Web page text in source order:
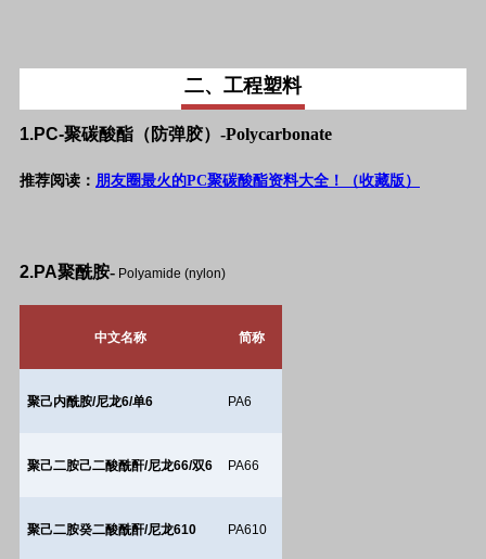
二、工程塑料
1.PC-聚碳酸酯（防弹胶）-Polycarbonate
推荐阅读： 朋友圈最火的PC聚碳酸酯资料大全！（收藏版）
2.PA聚酰胺- Polyamide (nylon)
中文名称 简称
聚己内酰胺/尼龙6/单6 PA6
聚己二胺己二酸酰酐/尼龙66/双6 PA66
聚己二胺癸二酸酰酐/尼龙610 PA610